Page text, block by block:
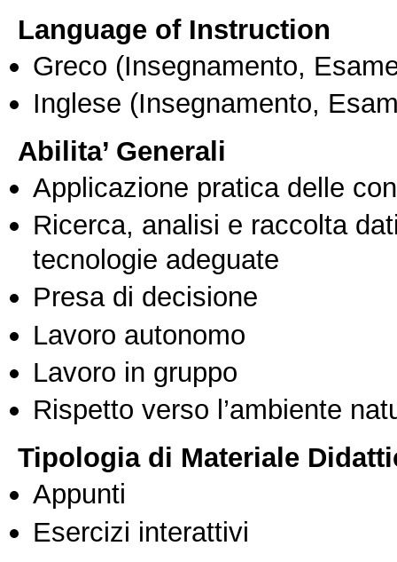
Language of Instruction
Greco (Insegnamento,
Inglese (Insegnamento,
Abilita’ Generali
Applicazione pratica delle
Ricerca, analisi e raccolta
tecnologie adeguate
Presa di decisione
Lavoro autonomo
Lavoro in gruppo
Rispetto verso l’ambiente
Tipologia di Materiale
Appunti
Esercizi interattivi